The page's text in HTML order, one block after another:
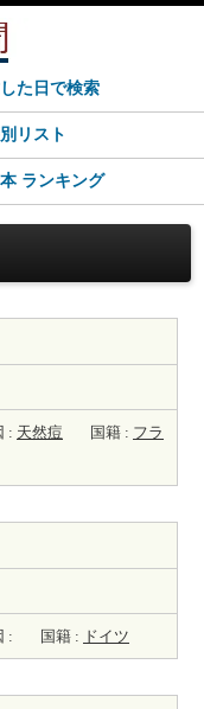
: 天然痘 国籍 : フラ
: 国籍 : ドイツ
た日で検索
リスト
ランキング